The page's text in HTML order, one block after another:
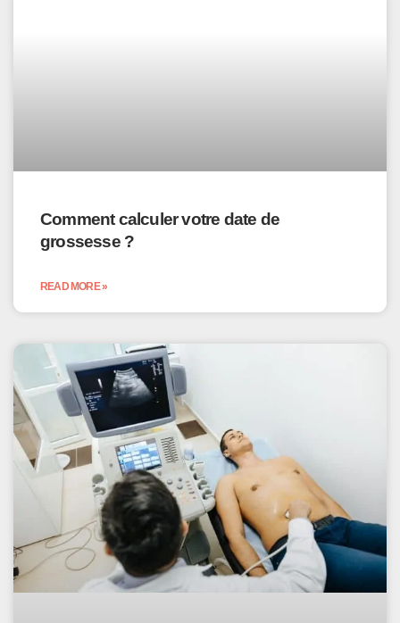
Comment calculer votre date de
grossesse ?
READ MORE »